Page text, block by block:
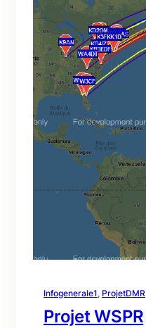
Infogenerale1, ProjetDMR
Projet WSPR